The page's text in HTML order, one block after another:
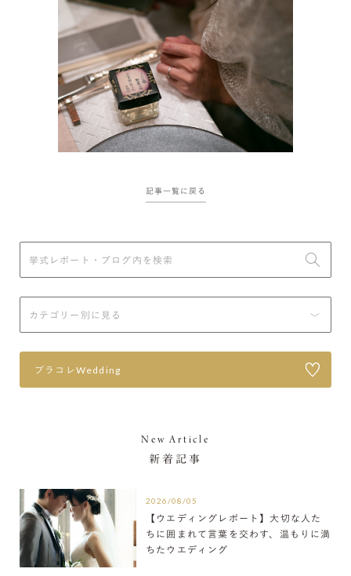
記事一覧に戻る
プラコレWedding
New Article
新着記事
2026/08/05
【ウエディングレポート】大切な人た
ちに囲まれて言葉を交わす、温もりに満
ちたウエディング